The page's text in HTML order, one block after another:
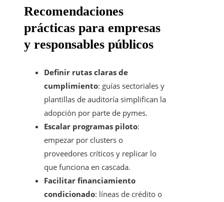
Recomendaciones
prácticas para empresas
y responsables públicos
Definir rutas claras de
cumplimiento: guías sectoriales y
plantillas de auditoría simplifican la
adopción por parte de pymes.
Escalar programas piloto:
empezar por clusters o
proveedores críticos y replicar lo
que funciona en cascada.
Facilitar financiamiento
condicionado: líneas de crédito o